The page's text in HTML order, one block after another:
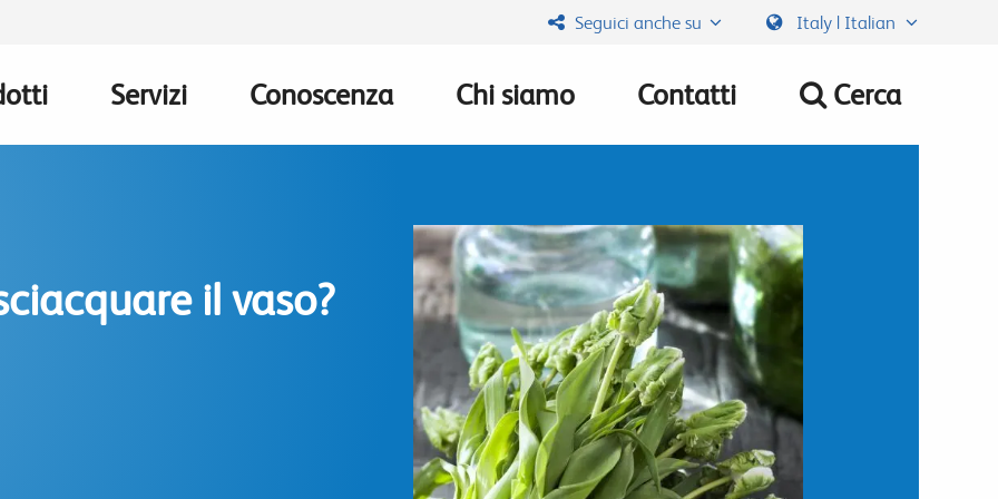
Seguici anche su Italy | Italian
Servizi Conoscenza Chi siamo Contatti Cerca
il vaso?